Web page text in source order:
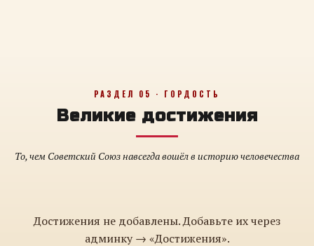
РАЗДЕЛ 05 · ГОРДОСТЬ
Великие достижения
То, чем Советский Союз навсегда вошёл в историю человечества
Достижения не добавлены. Добавьте их через
админку → «Достижения».